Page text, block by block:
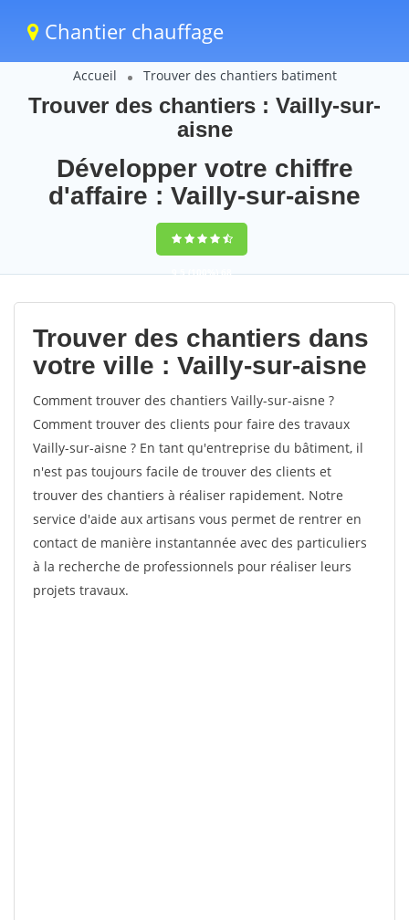
Chantier chauffage
Accueil Trouver des chantiers batiment
Trouver des chantiers : Vailly-sur-
aisne
Développer votre chiffre
d'affaire : Vailly-sur-aisne
9,5(100%)68
votes
Trouver des chantiers dans
votre ville : Vailly-sur-aisne
Comment trouver des chantiers Vailly-sur-aisne ?
Comment trouver des clients pour faire des travaux
Vailly-sur-aisne ? En tant qu'entreprise du bâtiment, il
n'est pas toujours facile de trouver des clients et
trouver des chantiers à réaliser rapidement. Notre
service d'aide aux artisans vous permet de rentrer en
contact de manière instantannée avec des particuliers
à la recherche de professionnels pour réaliser leurs
projets travaux.